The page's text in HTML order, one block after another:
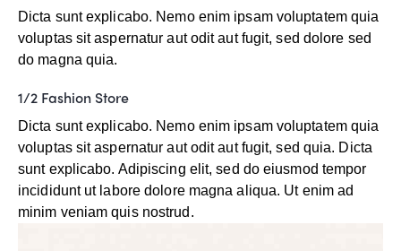
Dicta sunt explicabo. Nemo enim ipsam voluptatem quia
voluptas sit aspernatur aut odit aut fugit, sed dolore sed
do magna quia.
1/2 Fashion Store
Dicta sunt explicabo. Nemo enim ipsam voluptatem quia
voluptas sit aspernatur aut odit aut fugit, sed quia. Dicta
sunt explicabo. Adipiscing elit, sed do eiusmod tempor
incididunt ut labore dolore magna aliqua. Ut enim ad
minim veniam quis nostrud.